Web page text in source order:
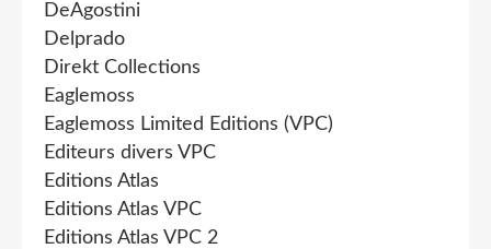
DeAgostini
Delprado
Direkt Collections
Eaglemoss
Eaglemoss Limited Editions (VPC)
Editeurs divers VPC
Editions Atlas
Editions Atlas VPC
Editions Atlas VPC 2